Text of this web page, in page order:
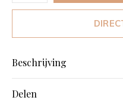
Beschrijving
Delen